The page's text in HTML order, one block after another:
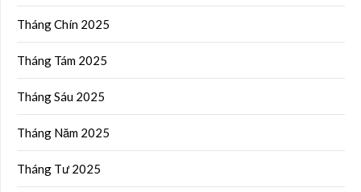
Tháng Chín 2025
Tháng Tám 2025
Tháng Sáu 2025
Tháng Năm 2025
Tháng Tư 2025